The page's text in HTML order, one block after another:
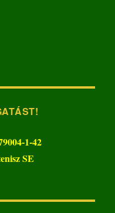
1-42
SE